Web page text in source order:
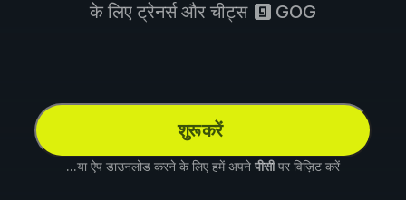
के लिए ट्रेनर्स और चीट्स GOG
शुरू करें
...या ऐप डाउनलोड करने के लिए हमें अपने पीसीपर विज़िट करें